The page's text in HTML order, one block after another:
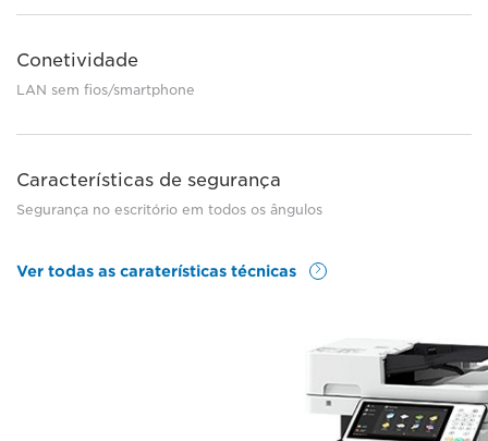
Conetividade
LAN sem fios/smartphone
Características de segurança
Segurança no escritório em todos os ângulos
Ver todas as caraterísticas técnicas